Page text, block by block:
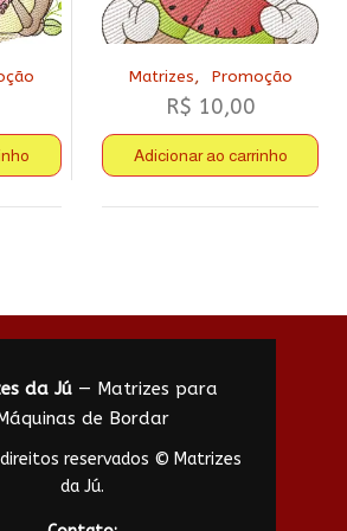
Matrizes, Promoção
R$ 10,00
Adicionar ao carrinho
da Jú— Matrizes para
de Bordar
reservados © Matrizes
da Jú.